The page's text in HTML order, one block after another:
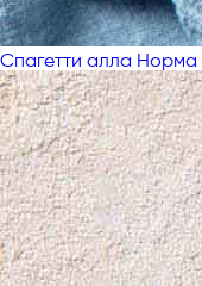
Спагетти алла